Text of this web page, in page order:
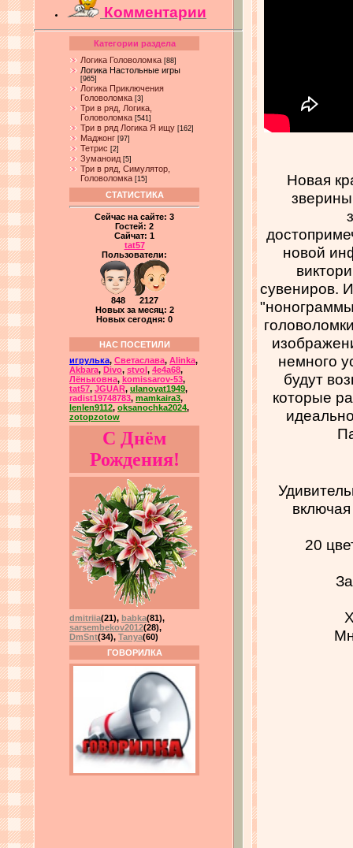
Комментарии
Категории раздела
Логика Головоломка [88]
Логика Настольные игры
[965]
Логика Приключения
Головоломка [3]
Три в ряд, Логика,
Головоломка [541]
Три в ряд Логика Я ищу [162]
Маджонг [97]
Тетрис [2]
Зуманоид [5]
Три в ряд, Симулятор,
Головоломка [15]
СТАТИСТИКА
Сейчас на сайте: 3
Гостей: 2
Сайчат: 1
tat57
Пользователи:
848 2127
Новых за месяц: 2
Новых сегодня: 0
НАС ПОСЕТИЛИ
игрулька, Светаслава, Alinka,
Akbara, Divo, stvol , 4e4a68,
Лёньковна, komissarov-53,
tat57, JGUAR, ulanovat1949,
radist19748783, mamkaira3,
lenlen9112, oksanochka2024,
zotopzotow
С Днём
Рождения!
dmitriia(21), babka(81),
sarsembekov2012(28),
DmSnt(34), Tanya(60)
ГОВОРИЛКА
Новая
новой
сувениров.
немного
будут
которые
20